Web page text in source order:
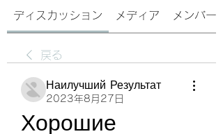
ディスカッション メディア メンバー
戻る
Наилучший Результат
2023年8月27日
Хорошие